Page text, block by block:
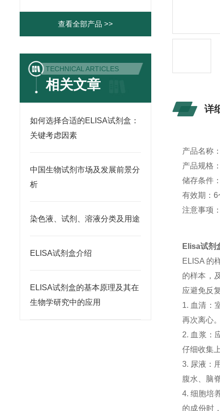
查看全部产品 >>
TECHNICAL ARTICLES
相关文章
如何选择合适的ELISA试剂盒：
关键考虑因素
中国生物试剂市场及发展前景分
析
染色液、试剂、溶液分类及用途
ELISA试剂盒介绍
ELISA试剂盒的基本原理及其在
生物学研究中的应用
详
产品名称
产品规格
储存条件
有效期：6
注意事项
Elisa试剂
ELISA 的
的样本，
应避免反
1. 血清：
再次离心
2. 血浆：
仔细收集
3. 尿液：
腹水、脑
4. 细胞培
的成份时